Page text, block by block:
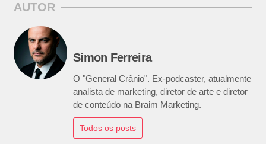
AUTOR
Simon Ferreira
O "General Crânio". Ex-podcaster, atualmente
analista de marketing, diretor de arte e diretor
de conteúdo na Braim Marketing.
Todos os posts